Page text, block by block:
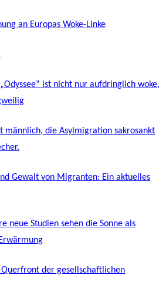
an Europas Woke-Linke
ist nicht nur aufdringlich woke,
männlich, die Asylmigration sakrosankt
Gewalt von Migranten: Ein aktuelles
neue Studien sehen die Sonne als
Querfront der gesellschaftlichen